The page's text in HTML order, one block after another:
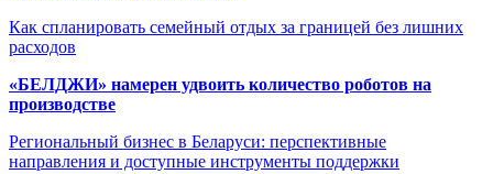
Как спланировать семейный отдых за границей без лишних
расходов
«БЕЛДЖИ» намерен удвоить количество роботов на
производстве
Региональный бизнес в Беларуси: перспективные
направления и доступные инструменты поддержки